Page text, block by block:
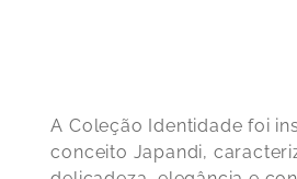
A Coleção Identidade foi
conceito Japandi,